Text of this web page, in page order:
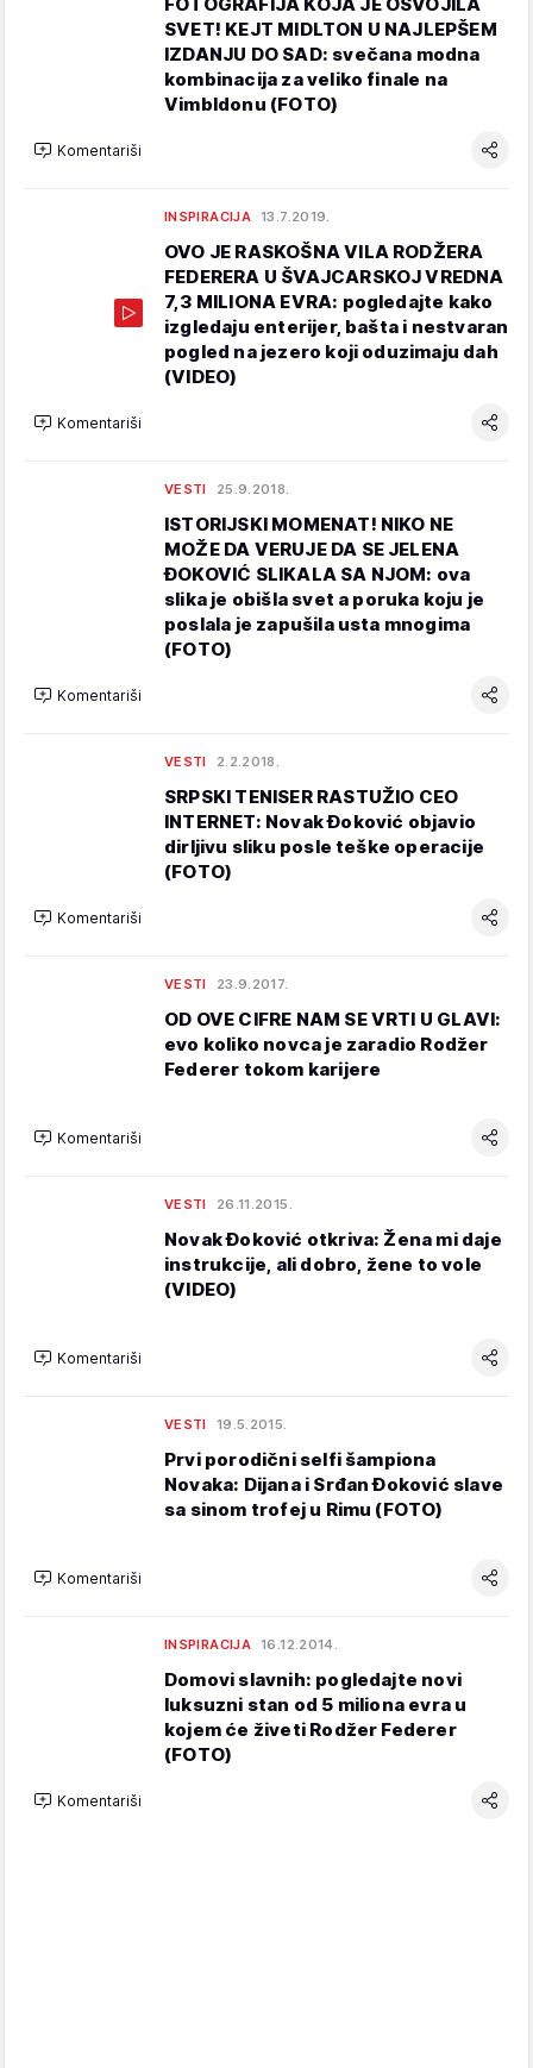
SVET! KEJT MIDLTON U NAJLEPŠEM
IZDANJU DO SAD: svečana modna
kombinacija za veliko finale na
Vimbldonu (FOTO)
Komentariši
INSPIRACIJA 13.7.2019.
OVO JE RASKOŠNA VILA RODŽERA
FEDERERA U ŠVAJCARSKOJ VREDNA
7,3 MILIONA EVRA: pogledajte kako
izgledaju enterijer, bašta i nestvaran
pogled na jezero koji oduzimaju dah
(VIDEO)
Komentariši
VESTI 25.9.2018.
ISTORIJSKI MOMENAT! NIKO NE
MOŽE DA VERUJE DA SE JELENA
ĐOKOVIĆ SLIKALA SA NJOM: ova
slika je obišla svet a poruka koju je
poslala je zapušila usta mnogima
(FOTO)
Komentariši
VESTI 2.2.2018.
SRPSKI TENISER RASTUŽIO CEO
INTERNET: Novak Đoković objavio
dirljivu sliku posle teške operacije
(FOTO)
Komentariši
VESTI 23.9.2017.
OD OVE CIFRE NAM SE VRTI U GLAVI:
evo koliko novca je zaradio Rodžer
Federer tokom karijere
Komentariši
VESTI 26.11.2015.
Novak Đoković otkriva: Žena mi daje
instrukcije, ali dobro, žene to vole
(VIDEO)
Komentariši
VESTI 19.5.2015.
Prvi porodični selfi šampiona
Novaka: Dijana i Srđan Đoković slave
sa sinom trofej u Rimu (FOTO)
Komentariši
INSPIRACIJA 16.12.2014.
Domovi slavnih: pogledajte novi
luksuzni stan od 5 miliona evra u
kojem će živeti Rodžer Federer
(FOTO)
Komentariši